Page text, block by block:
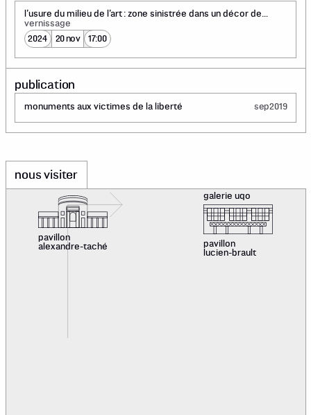
2024 20 nov 17:00
l’usure du milieu de l’art : zone sinistrée dans un décor de
théâtre abandonné
vernissage
publication
monuments aux victimes de la liberté sep2019
nous visiter
galerie uqo
pavillon
lucien-brault
pavillon
alexandre-taché